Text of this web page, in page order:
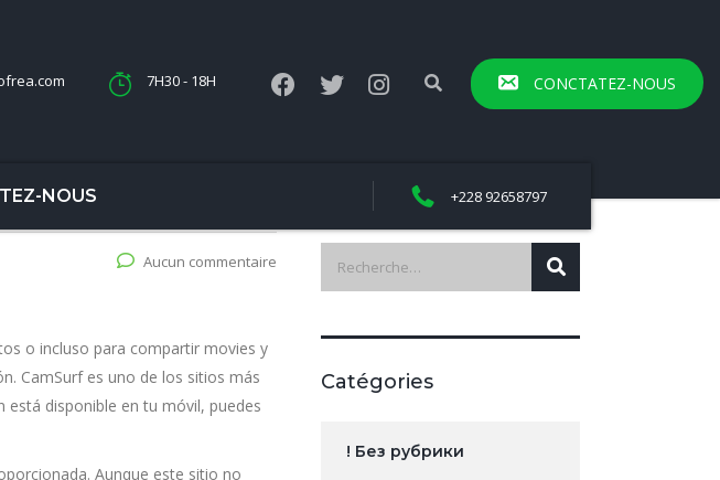
7H30 - 18H CONCTATEZ-NOUS
NOUS +228 92658797
Aucun commentaire
o incluso para compartir movies y
CamSurf es uno de los sitios más
está disponible en tu móvil, puedes
Aunque este sitio no
Catégories
! Без рубрики